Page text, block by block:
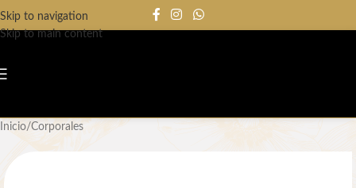
Skip to navigation
Skip to main content
Inicio/Corporales